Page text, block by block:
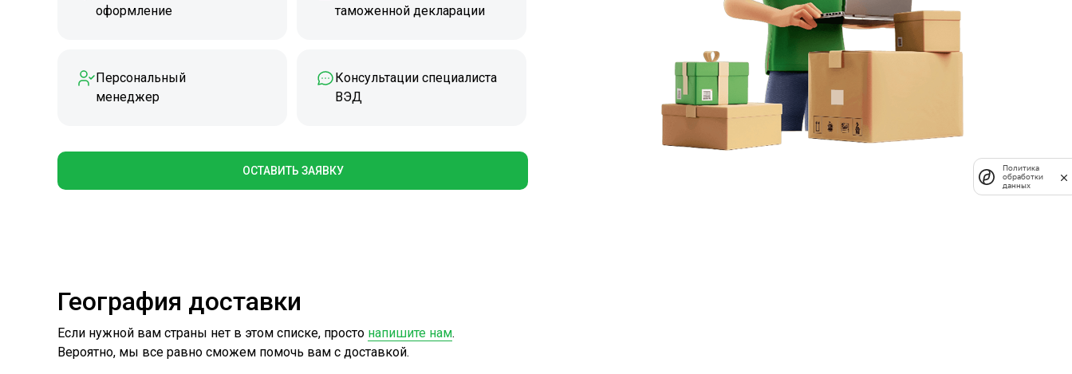
ОСТАВИТЬ ЗАЯВКУ
оформление
таможенной декларации
Персональный
менеджер
Консультации специалиста
ВЭД
Если нужной вам страны нет в этом списке, просто напишите нам.
Вероятно, мы все равно сможем помочь вам с доставкой.
География доставки
Политика
обработки
данных